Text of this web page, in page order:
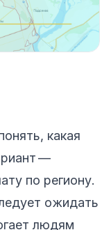
какая
—
по региону.
ожидать
людям